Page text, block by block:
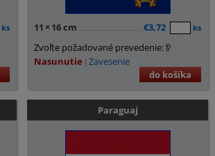
ks 11 × 16 cm €3,72 ks
Zvoľte požadované prevedenie:
Nasunutie Zavesenie
do košíka
Paraguaj